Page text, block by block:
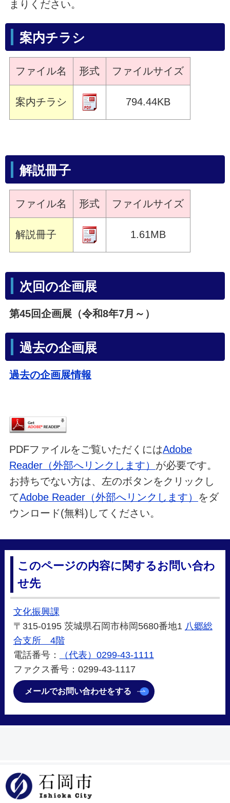
まりください。
案内チラシ
ファイル名 形式 ファイルサイズ
案内チラシ 794.44KB
解説冊子
ファイル名 形式 ファイルサイズ
解説冊子 1.61MB
次回の企画展
第45回企画展（令和8年7月～）
過去の企画展
過去の企画展情報
PDFファイルをご覧いただくにはAdobe
Reader（外部へリンクします） が必要です。
お持ちでない方は、左のボタンをクリックし
てAdobe Reader（外部へリンクします） をダ
ウンロード(無料)してください。
このページの内容に関するお問い合わ
せ先
文化振興課
〒315-0195 茨城県石岡市柿岡5680番地1 八郷総
合支所 4階
電話番号：
（代表）0299-43-1111
ファクス番号：0299-43-1117
メールでお問い合わせをする